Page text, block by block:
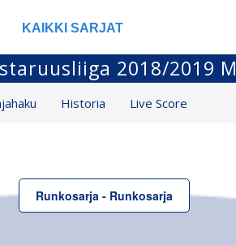
KAIKKI SARJAT
2018/2019 M
Historia Live Score
Runkosarja - Runkosarja